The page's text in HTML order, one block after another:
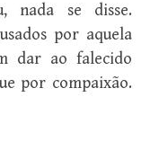
nada se disse.
por aquela
dar ao falecido
por compaixão.